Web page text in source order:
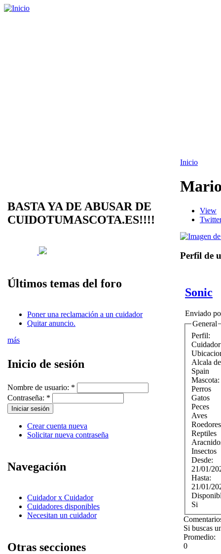
BASTA YA DE ABUSAR DE
CUIDOTUMASCOTA.ES!!!!
Últimos temas del foro
Poner una reclamación a un cuidador
Quitar anuncio.
más
Inicio de sesión
Nombre de usuario: *
Contraseña: *
Crear cuenta nueva
Solicitar nueva contraseña
Navegación
Cuidador x Cuidador
Cuidadores disponibles
Necesitan un cuidador
Otras secciones
Inicio
View
Perfil de
Sonic
Enviado
General
Perfil:
Cuidador
Alcala
Spain
Mascota:
Perros
Gatos
Peces
Aves
Roedores
Reptiles
Insectos
Desde:
21/01/
Hasta:
21/01/
Si
Si buscas
Promedio:
0